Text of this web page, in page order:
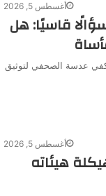
أغسطس 5, 2026
قاسيًا: هل
عدسة الصحفي لتوثيق
أغسطس 5, 2026
هيئاته